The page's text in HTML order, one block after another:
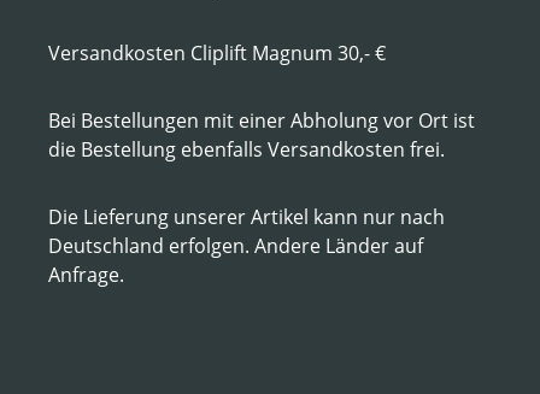
Versandkosten Cliplift Magnum 30,- €
Bei Bestellungen mit einer Abholung vor Ort ist
die Bestellung ebenfalls Versandkosten frei.
Die Lieferung unserer Artikel kann nur nach
Deutschland erfolgen. Andere Länder auf
Anfrage.